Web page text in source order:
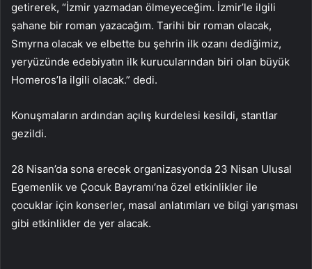
getirerek, “İzmir yazmadan ölmeyeceğim. İzmir’le ilgili
şahane bir roman yazacağım. Tarihi bir roman olacak,
Smyrna olacak ve elbette bu şehrin ilk ozanı dediğimiz,
yeryüzünde edebiyatın ilk kurucularından biri olan büyük
Homeros’la ilgili olacak.” dedi.
Konuşmaların ardından açılış kurdelesi kesildi, stantlar
gezildi.
28 Nisan’da sona erecek organizasyonda 23 Nisan Ulusal
Egemenlik ve Çocuk Bayramı’na özel etkinlikler ile
çocuklar için konserler, masal anlatımları ve bilgi yarışması
gibi etkinlikler de yer alacak.